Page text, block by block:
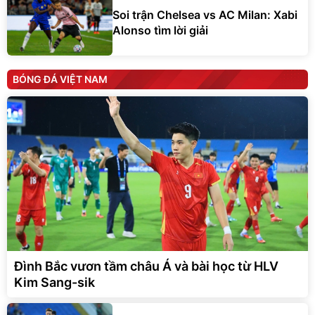
Soi trận Chelsea vs AC Milan: Xabi
Alonso tìm lời giải
BÓNG ĐÁ VIỆT NAM
Đình Bắc vươn tầm châu Á và bài học từ HLV
Kim Sang-sik